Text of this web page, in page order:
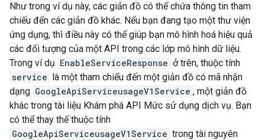
Như trong ví dụ này, các giản đồ có thể chứa thông tin tham
chiếu đến các giản đồ khác. Nếu bạn đang tạo một thư viện
ứng dụng, thì điều này có thể giúp bạn mô hình hoá hiệu quả
các đối tượng của một API trong các lớp mô hình dữ liệu.
Trong ví dụ EnableServiceResponse ở trên, thuộc tính
service là một tham chiếu đến một giản đồ có mã nhận
dạng GoogleApiServiceusageV1Service , một giản đồ
khác trong tài liệu Khám phá API Mức sử dụng dịch vụ. Bạn
có thể thay thế thuộc tính
GoogleApiServiceusageV1Service trong tài nguyên